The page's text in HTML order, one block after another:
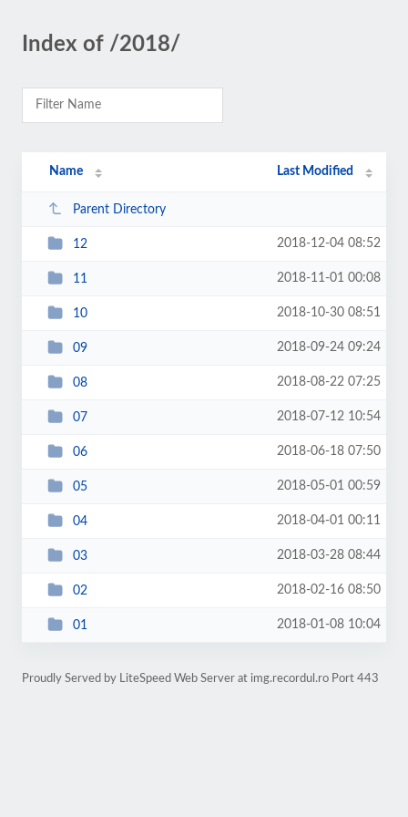
Index of /2018/
Name Last Modified
Parent Directory
12 2018-12-04 08:52
11 2018-11-01 00:08
10 2018-10-30 08:51
09 2018-09-24 09:24
08 2018-08-22 07:25
07 2018-07-12 10:54
06 2018-06-18 07:50
05 2018-05-01 00:59
04 2018-04-01 00:11
03 2018-03-28 08:44
02 2018-02-16 08:50
01 2018-01-08 10:04
Proudly Served by LiteSpeed Web Server at img.recordul.ro Port 443